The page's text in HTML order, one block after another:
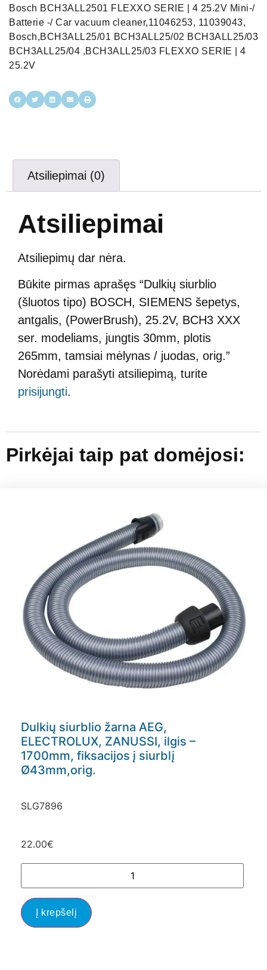
Bosch BCH3ALL2501 FLEXXO SERIE | 4 25.2V Mini-/
Batterie -/ Car vacuum cleaner,11046253, 11039043,
Bosch,BCH3ALL25/01 BCH3ALL25/02 BCH3ALL25/03
BCH3ALL25/04 ,BCH3ALL25/03 FLEXXO SERIE | 4
25.2V
Atsiliepimai (0)
Atsiliepimai
Atsiliepimų dar nėra.
Būkite pirmas aprašęs “Dulkių siurblio
(šluotos tipo) BOSCH, SIEMENS šepetys,
antgalis, (PowerBrush), 25.2V, BCH3 XXX
ser. modeliams, jungtis 30mm, plotis
265mm, tamsiai mėlynas / juodas, orig.”
Norėdami parašyti atsiliepimą, turite
prisijungti.
Pirkėjai taip pat domėjosi:
Dulkių siurblio žarna AEG,
ELECTROLUX, ZANUSSI, ilgis –
1700mm, fiksacijos į siurblį
Ø43mm,orig.
SLG7896
22.00€
Į krepšelį